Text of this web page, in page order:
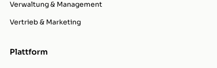
Verwaltung & Management
Vertrieb & Marketing
Plattform